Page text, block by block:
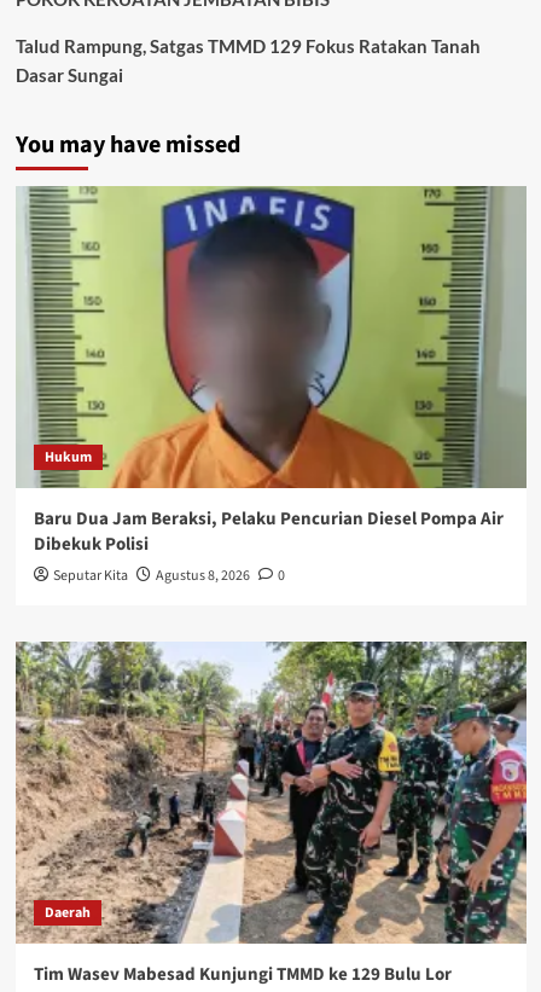
Talud Rampung, Satgas TMMD 129 Fokus Ratakan Tanah
Dasar Sungai
You may have missed
Hukum
Baru Dua Jam Beraksi, Pelaku Pencurian Diesel Pompa Air
Dibekuk Polisi
Seputar Kita Agustus 8, 2026 0
Daerah
Tim Wasev Mabesad Kunjungi TMMD ke 129 Bulu Lor